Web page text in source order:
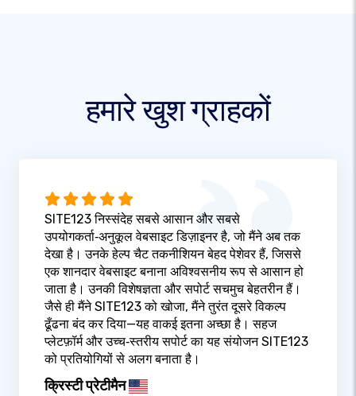
हमारे खुश ग्राहकों
SITE123 निस्संदेह सबसे आसान और सबसे
उपयोगकर्ता‑अनुकूल वेबसाइट डिज़ाइनर है, जो मैंने अब तक
देखा है। उनके हेल्प चैट तकनीशियन बेहद पेशेवर हैं, जिससे
एक शानदार वेबसाइट बनाना अविश्वसनीय रूप से आसान हो
जाता है। उनकी विशेषज्ञता और सपोर्ट सचमुच बेहतरीन हैं।
जैसे ही मैंने SITE123 को खोजा, मैंने तुरंत दूसरे विकल्प
ढूँढना बंद कर दिया—यह वाकई इतना अच्छा है। सहज
प्लेटफ़ॉर्म और उच्च‑स्तरीय सपोर्ट का यह संयोजन SITE123
को प्रतियोगियों से अलग बनाता है।
क्रिस्टी प्रेटीमैन